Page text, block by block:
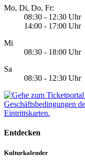
Mo, Di, Do, Fr:
08:30 - 12:30 Uhr
14:00 - 17:00 Uhr
Mi
08:30 - 18:00 Uhr
Sa
08:30 - 12:30 Uhr
Geschäftsbedingungen
Eintrittskarten.
Entdecken
Kulturkalender